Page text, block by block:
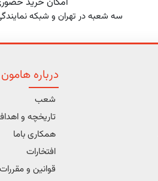
سه شعبه در تهران و شبکه
درباره هامون
شعب
تاریخچه و
همکاری باما
افتخارات
قوانین و